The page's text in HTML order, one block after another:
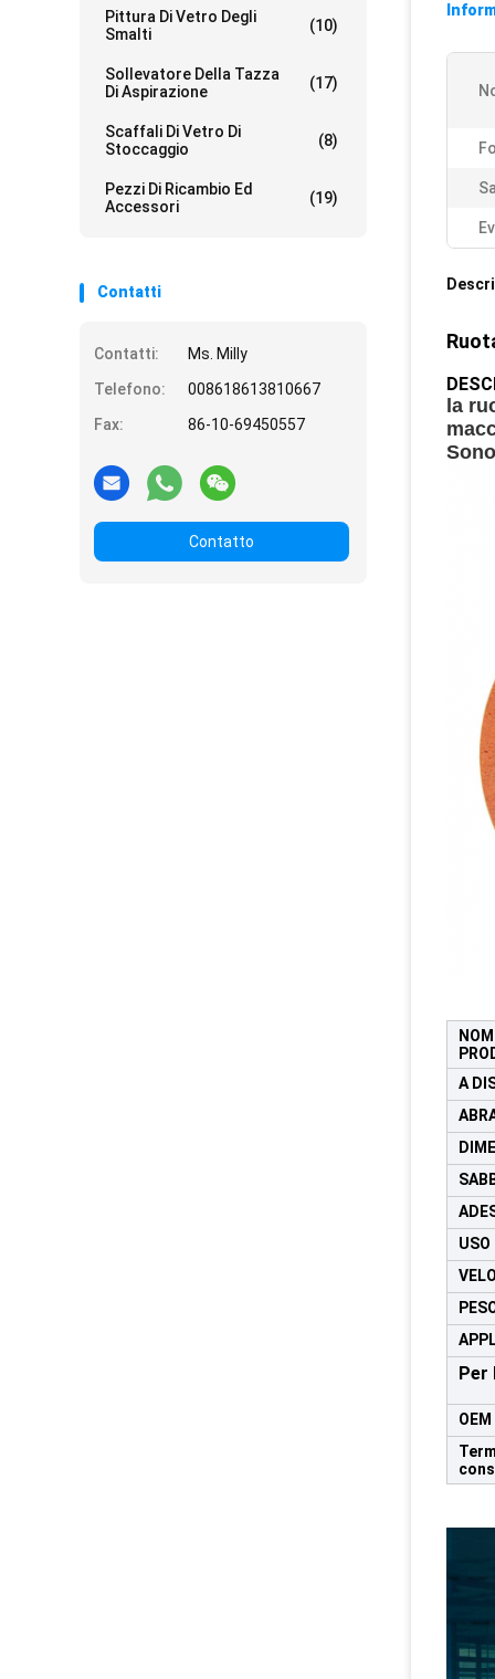
Pittura Di Vetro Degli
Smalti
(10)
Sollevatore Della Tazza
Di Aspirazione
(17)
Scaffali Di Vetro Di
Stoccaggio
(8)
Pezzi Di Ricambio Ed
Accessori
(19)
Contatti
Contatti:
Ms. Milly
Telefono:
008618613810667
Fax:
86-10-69450557
Contatto
la
A
USO
Per